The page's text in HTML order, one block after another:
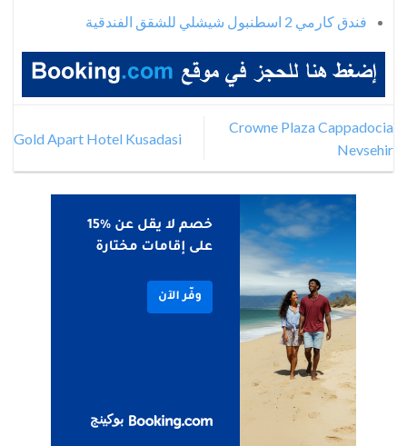
فندق كارمي 2 اسطنبول شيشلي للشقق الفندقية
Crowne Plaza Cappadocia
Nevsehir
Gold Apart Hotel Kusadasi